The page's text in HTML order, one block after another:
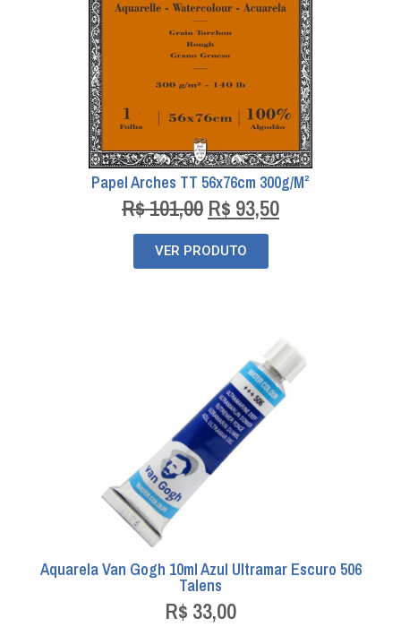
Papel Arches TT 56x76cm 300g/m²
R$101,00 R$ 93,50
VER PRODUTO
Aquarela Van Gogh 10ml Azul Ultramar Escuro 506
Talens
R$ 33,00